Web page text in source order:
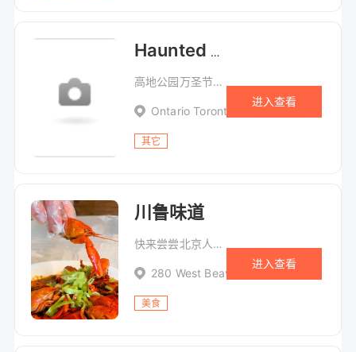
Haunted High Park高地公园万圣节活动
高地公园万圣节活动
Ontario Toronto 1873 Bloor Street
其它
进入查看
川鲁味道
快来尝尝北京人最喜欢吃的传统美食 羊蝎子锅,尤其在这冬日里，寒风让人瑟瑟发冷,没有什么比一锅,热气腾腾、肉香扑鼻的羊蝎子 更让人有满足感了！
280 West Beaver Creek Rd,
美食
进入查看